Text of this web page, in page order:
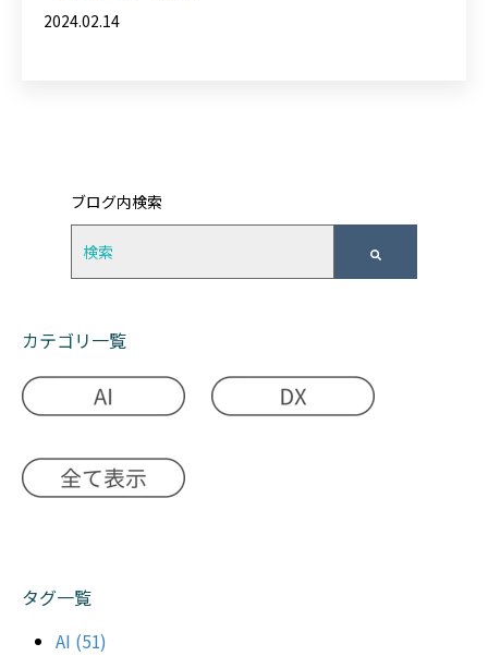
2024.02.14
ブログ内検索
カテゴリ一覧
タグ一覧
AI (51)